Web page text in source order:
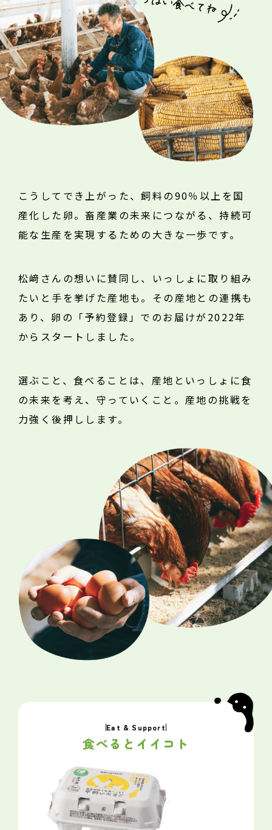
こうしてでき上がった、飼料の90％以上を国
産化した卵。畜産業の未来につながる、持続可
能な生産を実現するための大きな一歩です。
松﨑さんの想いに賛同し、いっしょに取り組み
たいと手を挙げた産地も。その産地との連携も
あり、卵の「予約登録」でのお届けが2022年
からスタートしました。
選ぶこと、食べることは、産地といっしょに食
の未来を考え、守っていくこと。産地の挑戦を
力強く後押しします。
Eat & Support
食べるとイイコト